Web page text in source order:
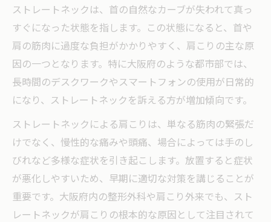
ストレートネックは、首の自然なカーブが失われて真っ
すぐになった状態を指します。この状態になると、首や
肩の筋肉に過度な負担がかかりやすく、肩こりの主な原
因の一つとなります。特に大阪府のような都市部では、
長時間のデスクワークやスマートフォンの使用が日常的
になり、ストレートネックを訴える方が増加傾向です。
ストレートネックによる肩こりは、単なる筋肉の緊張だ
けでなく、慢性的な痛みや頭痛、場合によっては手のし
びれなど多様な症状を引き起こします。放置すると症状
が悪化しやすいため、早期に適切な対策を講じることが
重要です。大阪府内の整形外科や肩こり外来でも、スト
レートネックが肩こりの根本的な原因として注目されて